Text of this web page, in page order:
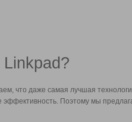
что даже самая лучшая
эффективность. Поэтому мы